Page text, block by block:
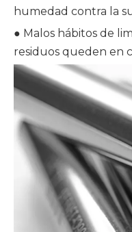
humedad contra la
● Malos hábitos de
residuos queden en